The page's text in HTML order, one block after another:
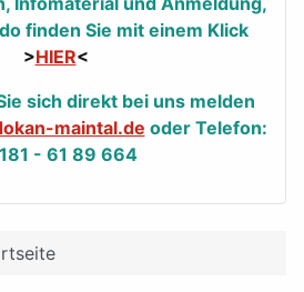
finden Sie mit einem Klick
>HIER<
sich direkt bei uns melden
maintal.de oder Telefon:
- 61 89 664